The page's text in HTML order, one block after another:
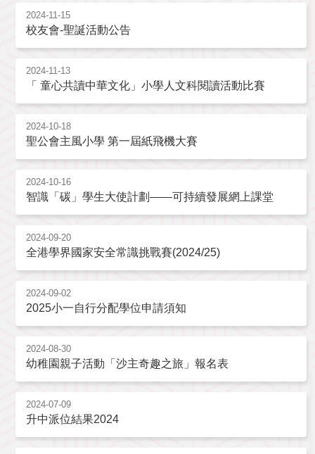
2024-11-15
校友會-聖誕活動公告
2024-11-13
「 童心共讀中華文化」小學人文科閱讀活動比賽
2024-10-18
聖公會主風小學 第一屆紙飛機大賽
2024-10-16
智識「碳」學生大使計劃——可持續發展網上課堂
2024-09-20
全港學界國家安全常識挑戰賽(2024/25)
2024-09-02
2025小一自行分配學位申請須知
2024-08-30
幼稚園親子活動「沙主奇趣之旅」報名表
2024-07-09
升中派位結果2024